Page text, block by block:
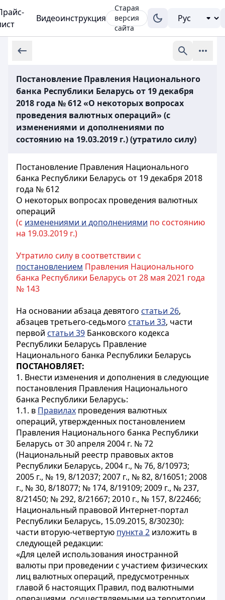
Видеоинструкция
Старая
версия
сайта
Постановление Правления Национального
банка Республики Беларусь от 19 декабря
2018 года № 612 «О некоторых вопросах
проведения валютных операций» (с
изменениями и дополнениями по
состоянию на 19.03.2019 г.) (утратило силу)
Постановление Правления Национального
банка Республики Беларусь от 19 декабря 2018
года № 612
О некоторых вопросах проведения валютных
операций
(с изменениями и дополнениями по состоянию
на 19.03.2019 г.)
Утратило силу в соответствии с
постановлением Правления Национального
банка Республики Беларусь от 28 мая 2021 года
№ 143
На основании абзаца девятого статьи 26,
абзацев третьего-седьмого статьи 33, части
первой статьи 39 Банковского кодекса
Республики Беларусь Правление
Национального банка Республики Беларусь
ПОСТАНОВЛЯЕТ:
1. Внести изменения и дополнения в следующие
постановления Правления Национального
банка Республики Беларусь:
1.1. в Правилах проведения валютных
операций, утвержденных постановлением
Правления Национального банка Республики
Беларусь от 30 апреля 2004 г. № 72
(Национальный реестр правовых актов
Республики Беларусь, 2004 г., № 76, 8/10973;
2005 г., № 19, 8/12037; 2007 г., № 82, 8/16051; 2008
г., № 30, 8/18077; № 174, 8/19109; 2009 г., № 237,
8/21450; № 292, 8/21667; 2010 г., № 157, 8/22466;
Национальный правовой Интернет-портал
Республики Беларусь, 15.09.2015, 8/30230):
части вторую-четвертую пункта 2 изложить в
следующей редакции:
«Для целей использования иностранной
валюты при проведении с участием физических
лиц валютных операций, предусмотренных
главой 6 настоящих Правил, под валютными